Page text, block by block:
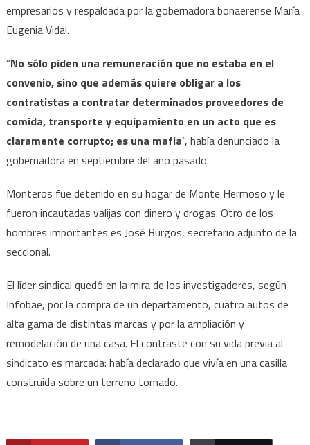
empresarios y respaldada por la gobernadora bonaerense María
Eugenia Vidal.
“No sólo piden una remuneración que no estaba en el
convenio, sino que además quiere obligar a los
contratistas a contratar determinados proveedores de
comida, transporte y equipamiento en un acto que es
claramente corrupto; es una mafia“, había denunciado la
gobernadora en septiembre del año pasado.
Monteros fue detenido en su hogar de Monte Hermoso y le
fueron incautadas valijas con dinero y drogas. Otro de los
hombres importantes es José Burgos, secretario adjunto de la
seccional.
El líder sindical quedó en la mira de los investigadores, según
Infobae, por la compra de un departamento, cuatro autos de
alta gama de distintas marcas y por la ampliación y
remodelación de una casa. El contraste con su vida previa al
sindicato es marcada: había declarado que vivía en una casilla
construida sobre un terreno tomado.